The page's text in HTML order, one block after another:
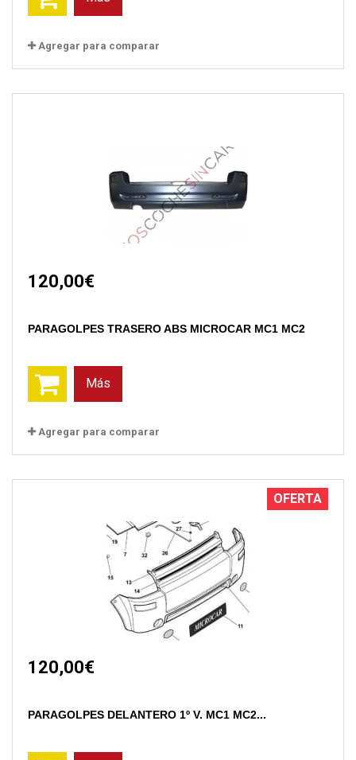
Agregar para comparar
120,00€
PARAGOLPES TRASERO ABS MICROCAR MC1 MC2
Más
Agregar para comparar
OFERTA
120,00€
PARAGOLPES DELANTERO 1º V. MC1 MC2...